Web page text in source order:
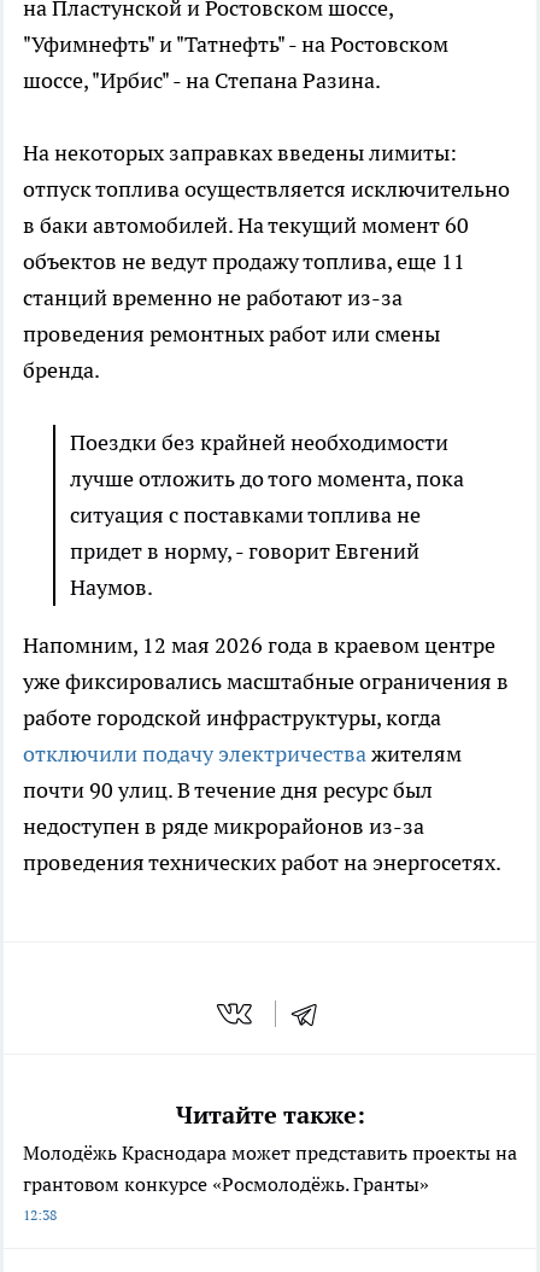
на Пластунской и Ростовском шоссе,
"Уфимнефть" и "Татнефть" - на Ростовском
шоссе, "Ирбис" - на Степана Разина.
На некоторых заправках введены лимиты:
отпуск топлива осуществляется исключительно
в баки автомобилей. На текущий момент 60
объектов не ведут продажу топлива, еще 11
станций временно не работают из-за
проведения ремонтных работ или смены
бренда.
Поездки без крайней необходимости
лучше отложить до того момента, пока
ситуация с поставками топлива не
придет в норму, - говорит Евгений
Наумов.
Напомним, 12 мая 2026 года в краевом центре
уже фиксировались масштабные ограничения в
работе городской инфраструктуры, когда
отключили подачу электричестважителям
почти 90 улиц. В течение дня ресурс был
недоступен в ряде микрорайонов из-за
проведения технических работ на энергосетях.
Читайте также:
Молодёжь Краснодара может представить проекты на
грантовом конкурсе «Росмолодёжь. Гранты»
12:38